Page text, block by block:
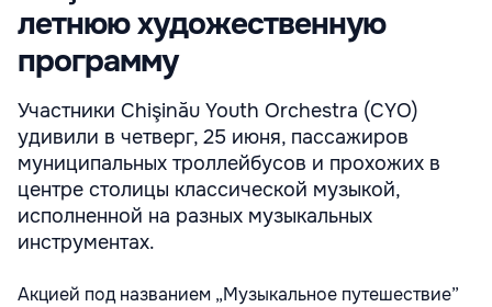
летнюю художественную
программу
Участники Chişinău Youth Orchestra (CYO)
удивили в четверг, 25 июня, пассажиров
муниципальных троллейбусов и прохожих в
центре столицы классической музыкой,
исполненной на разных музыкальных
инструментах.
Акцией под названием „Музыкальное путешествие”